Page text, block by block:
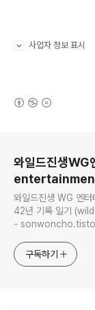
사업자 정보 표시
와일드진생WG
와일드진생 WG 엔
42년 기록 일기
-
구독하기